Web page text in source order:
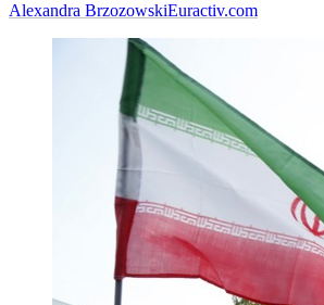
Alexandra BrzozowskiEuractiv.com